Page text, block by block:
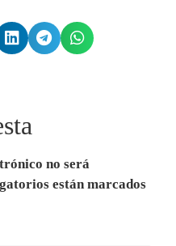
no será
están marcados